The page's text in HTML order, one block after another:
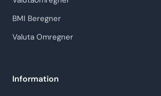
BMI Beregner
Valuta Omregner
Information